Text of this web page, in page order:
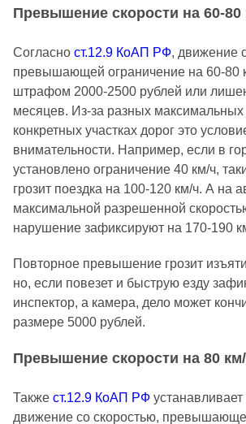
Превышение скорости на 60-80
Согласно ст.12.9 КоАП РФ, движение
превышающей ограничение на 60-80
штрафом 2000-2500 рублей или
месяцев. Из-за разных максимальных
конкретных участках дорог это
внимательности. Например, если в
установлено ограничение 40 км/ч,
грозит поездка на 100-120 км/ч. А на
максимальной разрешенной
нарушение зафиксируют на 170-190
Повторное превышение грозит
но, если повезет и быструю езду
инспектор, а камера, дело может
размере 5000 рублей.
Превышение скорости на 80
Также ст.12.9 КоАП РФ
движение со скоростью,